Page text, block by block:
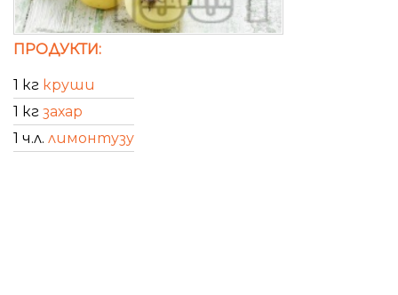
ПРОДУКТИ:
1 кг круши
1 кг захар
1 ч.л. лимонтузу